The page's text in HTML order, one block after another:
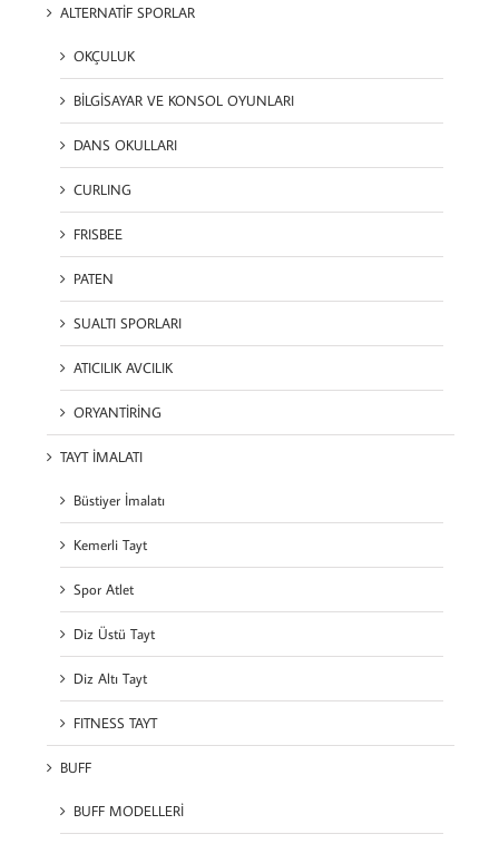
ALTERNATİF SPORLAR
OKÇULUK
BİLGİSAYAR VE KONSOL OYUNLARI
DANS OKULLARI
CURLING
FRISBEE
PATEN
SUALTI SPORLARI
ATICILIK AVCILIK
ORYANTİRİNG
TAYT İMALATI
Büstiyer İmalatı
Kemerli Tayt
Spor Atlet
Diz Üstü Tayt
Diz Altı Tayt
FITNESS TAYT
BUFF
BUFF MODELLERİ